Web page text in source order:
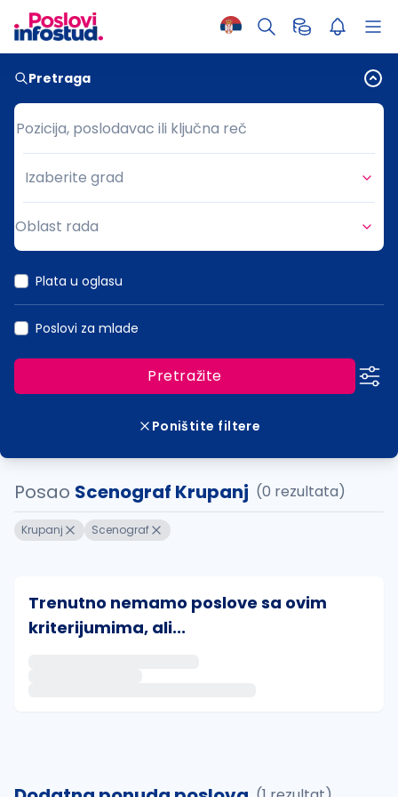
Pretraga
Pozicija, poslodavac ili ključna reč
Pozicija, poslodavac ili ključna reč
Grad
Izaberite grad
Oblast rada
Plata u oglasu
Poslovi za mlade
Pretražite
Poništite filtere
Posao Scenograf Krupanj (0 rezultata)
Krupanj Scenograf
Trenutno nemamo poslove sa ovim
kriterijumima, ali...